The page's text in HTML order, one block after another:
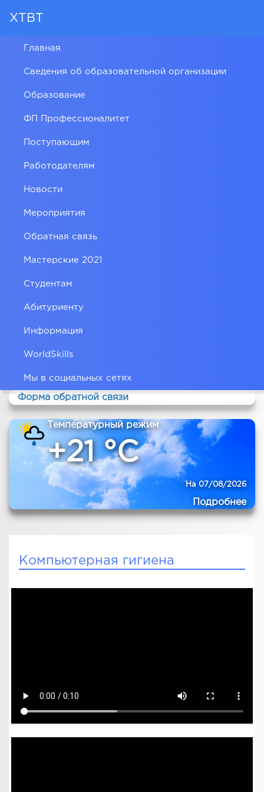
ХТВТ
Главная
Сведения об образовательной организации
Образование
ФП Профессионалитет
Поступающим
Работодателям
Новости
Мероприятия
Обратная связь
Мастерские 2021
Студентам
Абитуриенту
Информация
WorldSkills
Мы в социальных сетях
Форма обратной связи
Температурный режим
+21 °C
На 07/08/2026
Подробнее
Компьютерная гигиена